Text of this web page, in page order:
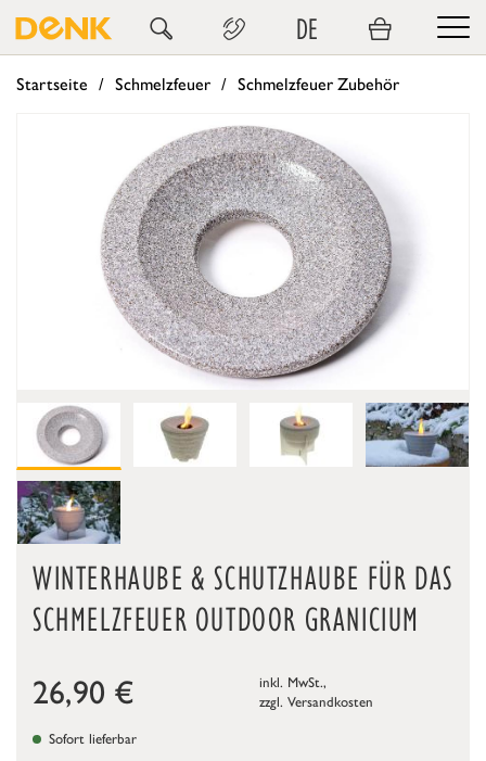
DE
Startseite Schmelzfeuer Schmelzfeuer Zubehör
WINTERHAUBE & SCHUTZHAUBE FÜR DAS
SCHMELZFEUER OUTDOOR GRANICIUM
26,90 €
inkl. MwSt.,
zzgl. Versandkosten
Sofort lieferbar